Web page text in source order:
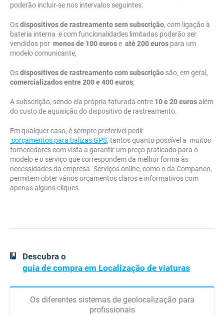
poderão incluir-se nos intervalos seguintes:
Osdispositivos de rastreamento sem subscrição, com ligação à
bateria interna e com funcionalidades limitadas poderão ser
vendidos por menos de 100 eurose até 200 euros para um
modelo comunicante;
Osdispositivos de rastreamento com subscrição são, em geral,
comercializados entre 200 e 400 euros;
A subscrição, sendo ela própria faturada entre 10 e 20 eurosalém
do custo de aquisição do dispositivo de rastreamento.
Em qualquer caso, é sempre preferível pedir
sorçamentos para balizas GPS, tantos quanto possível a muitos
fornecedores com vista a garantir um preço praticado para o
modelo e o serviço que correspondem da melhor forma às
necessidades da empresa. Serviços online, como o da Companeo,
permitem obter vários orçamentos claros e informativos com
apenas alguns cliques.
Descubra o
guia de compra em Localização de viaturas
Os diferentes sistemas de geolocalização para
profissionais